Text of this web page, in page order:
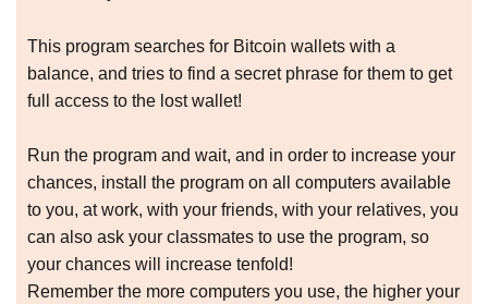
This program searches for Bitcoin wallets with a
balance, and tries to find a secret phrase for them to get
full access to the lost wallet!
Run the program and wait, and in order to increase your
chances, install the program on all computers available
to you, at work, with your friends, with your relatives, you
can also ask your classmates to use the program, so
your chances will increase tenfold!
Remember the more computers you use, the higher your